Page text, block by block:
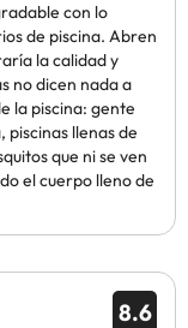
con lo
de piscina. Abren
la calidad y
no dicen nada a
la piscina: gente
llenas de
que ni se ven
el cuerpo lleno de
8.6